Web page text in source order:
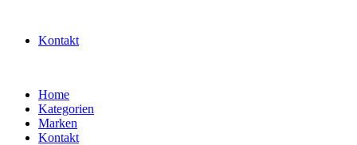
Kontakt
Home
Kategorien
Marken
Kontakt